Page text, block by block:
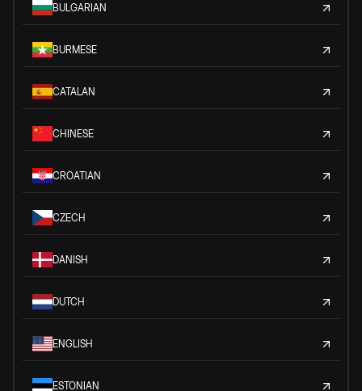
BULGARIAN
BURMESE
CATALAN
CHINESE
CROATIAN
CZECH
DANISH
DUTCH
ENGLISH
ESTONIAN